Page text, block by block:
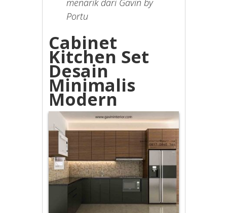
Portu
Cabinet
Kitchen Set
Desain
Minimalis
Modern